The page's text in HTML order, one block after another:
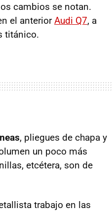
cambios se notan.
el anteriorAudi Q7, a
titánico.
, pliegues de chapa y
un poco más
etcétera, son de
trabajo en las